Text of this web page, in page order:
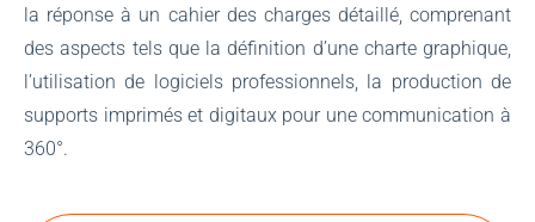
la réponse à un cahier des charges détaillé, comprenant
des aspects tels que la définition d’une charte graphique,
l’utilisation de logiciels professionnels, la production de
supports imprimés et digitaux pour une communication à
360°.